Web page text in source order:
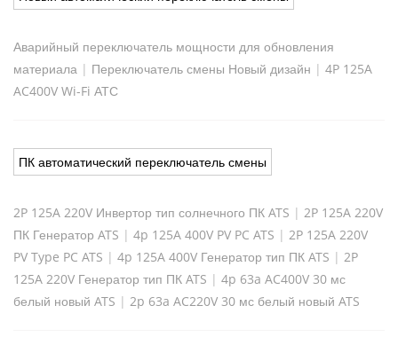
Аварийный переключатель мощности для обновления
материала | Переключатель смены Новый дизайн | 4P 125A
AC400V Wi-Fi АТС
ПК автоматический переключатель смены
2P 125A 220V Инвертор тип солнечного ПК ATS | 2P 125A 220V
ПК Генератор ATS | 4p 125A 400V PV PC ATS | 2P 125A 220V
PV Type PC ATS | 4p 125A 400V Генератор тип ПК ATS | 2P
125A 220V Генератор тип ПК ATS | 4p 63a AC400V 30 мс
белый новый ATS | 2p 63a AC220V 30 мс белый новый ATS